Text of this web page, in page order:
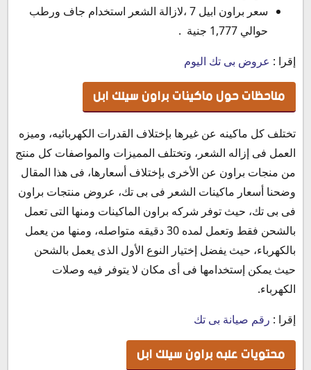
سعر براون ابيل 7 ،لازالة الشعر استخدام جاف ورطب
حوالي 1,777 جنية .
إقرا : عروض بى تك اليوم
ملاحظات حول ماكينات براون سيلك ابل
تختلف كل ماكينه عن غيرها بإختلاف القدرات الكهربائيه، وميزه
العمل فى إزاله الشعر، وتختلف المميزات والمواصفات كل منتج
من منجات براون عن الأخرى بإختلاف أسعارها، فى هذا المقال
وضحنا أسعار ماكينات الشعر فى بى تك، عروض منتجات براون
فى بى تك، حيث توفر شركه براون الماكينات ومنها التى تعمل
بالشحن فقط وتعمل لمده 30 دقيقه متواصله، ومنها من يعمل
بالكهرباء، حيث يفضل إختيار النوع الأول الذى يعمل بالشحن
حيث يمكن إستخدامها فى أى مكان لا يتوفر فيه وصلات
الكهرباء.
إقرا : رقم صيانة بى تك
محتويات علبه براون سيلك ابل